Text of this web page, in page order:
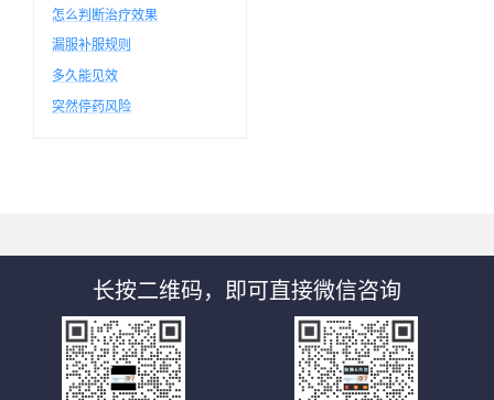
怎么判断治疗效果
漏服补服规则
多久能见效
突然停药风险
长按二维码，即可直接微信咨询